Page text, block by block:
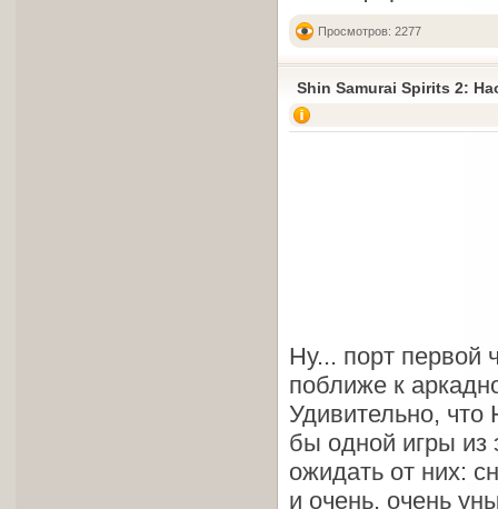
Просмотров: 2277
Shin Samurai Spirits 2:
Ну... порт первой
поближе к
Удивительно, что
бы одной игры из
ожидать от них:
и очень, очень